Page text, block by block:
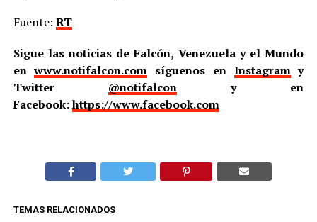
Fuente: RT
Sigue las noticias de Falcón, Venezuela y el Mundo
enwww.notifalcon.com síguenos en Instagramy
Twitter @notifalcony en
Facebook:https://www.facebook.com
TEMAS RELACIONADOS